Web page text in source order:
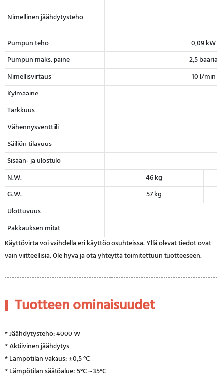
Nimellinen jäähdytysteho
Pumpun teho
0,09 kW
Pumpun maks. paine
2,5 baaria
Nimellisvirtaus
10 l/min
Kylmäaine
Tarkkuus
Vähennysventtiili
Säiliön tilavuus
Sisään- ja ulostulo
N.W.
46 kg
G.W.
57 kg
Ulottuvuus
Pakkauksen mitat
Käyttövirta voi vaihdella eri käyttöolosuhteissa. Yllä olevat tiedot ovat
vain viitteellisiä. Ole hyvä ja ota yhteyttä toimitettuun tuotteeseen.
Tuotteen ominaisuudet
* Jäähdytysteho: 4000 W
* Aktiivinen jäähdytys
* Lämpötilan vakaus: ±0,5 °C
* Lämpötilan säätöalue: 5°C ~35°C